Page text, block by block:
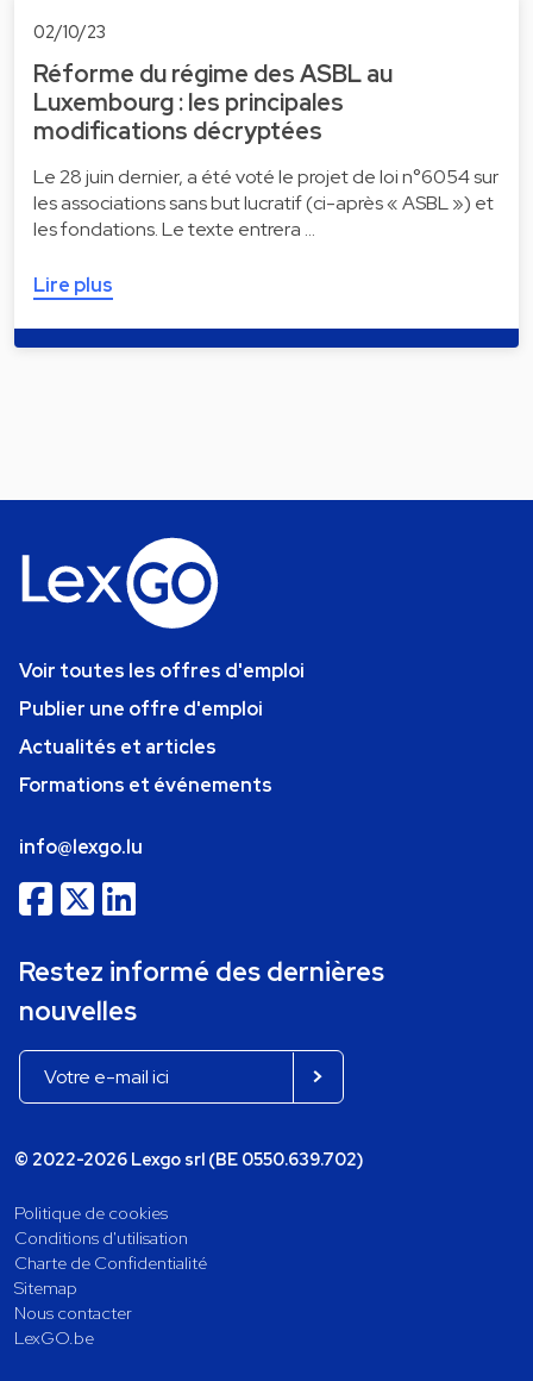
02/10/23
Réforme du régime des ASBL au
Luxembourg : les principales
modifications décryptées
Le 28 juin dernier, a été voté le projet de loi n°6054 sur
les associations sans but lucratif (ci-après « ASBL ») et
les fondations. Le texte entrera …
Lire plus
Voir toutes les offres d'emploi
Publier une offre d'emploi
Actualités et articles
Formations et événements
info@lexgo.lu
Restez informé des dernières
nouvelles
© 2022-2026 Lexgo srl (BE 0550.639.702)
Politique de cookies
Conditions d'utilisation
Charte de Confidentialité
Sitemap
Nous contacter
LexGO.be